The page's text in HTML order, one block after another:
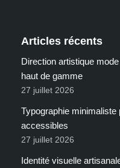
Articles récents
Direction artistique
haut de gamme
27 juillet 2026
Typographie
accessibles
27 juillet 2026
Identité visuelle